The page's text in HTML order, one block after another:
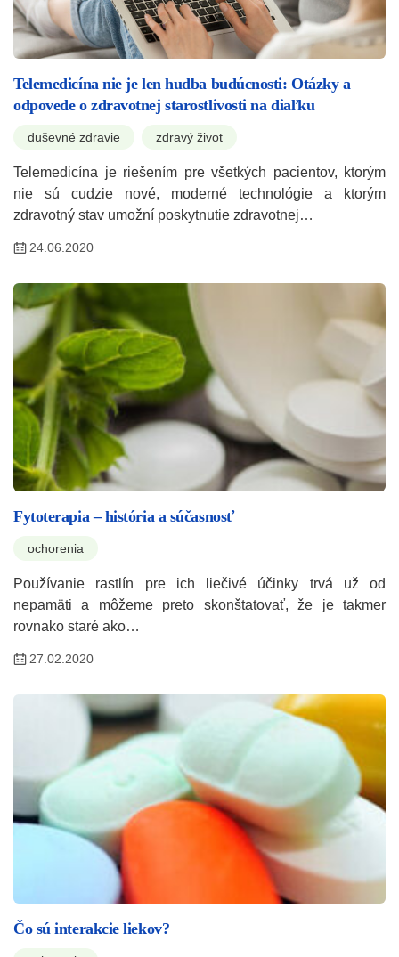
Telemedicína nie je len hudba budúcnosti: Otázky a
odpovede o zdravotnej starostlivosti na diaľku
duševné zdravie zdravý život
Telemedicína je riešením pre všetkých pacientov, ktorým
nie sú cudzie nové, moderné technológie a ktorým
zdravotný stav umožní poskytnutie zdravotnej…
24.06.2020
Fytoterapia – história a súčasnosť
ochorenia
Používanie rastlín pre ich liečivé účinky trvá už od
nepamäti a môžeme preto skonštatovať, že je takmer
rovnako staré ako…
27.02.2020
Čo sú interakcie liekov?